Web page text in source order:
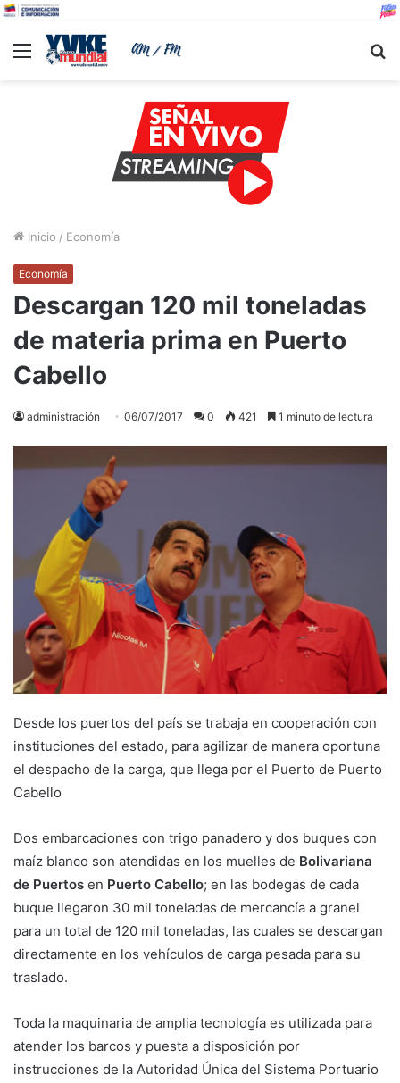
Menu
Inicio / Economía
Economía
Descargan 120 mil toneladas
de materia prima en Puerto
Cabello
administración 06/07/2017 0 421 1 minuto de lectura
Desde los puertos del país se trabaja en cooperación con
instituciones del estado, para agilizar de manera oportuna
el despacho de la carga, que llega por el Puerto de Puerto
Cabello
Dos embarcaciones con trigo panadero y dos buques con
maíz blanco son atendidas en los muelles de Bolivariana
de Puertos en Puerto Cabello; en las bodegas de cada
buque llegaron 30 mil toneladas de mercancía a granel
para un total de 120 mil toneladas, las cuales se descargan
directamente en los vehículos de carga pesada para su
traslado.
Toda la maquinaria de amplia tecnología es utilizada para
atender los barcos y puesta a disposición por
instrucciones de la Autoridad Única del Sistema Portuario